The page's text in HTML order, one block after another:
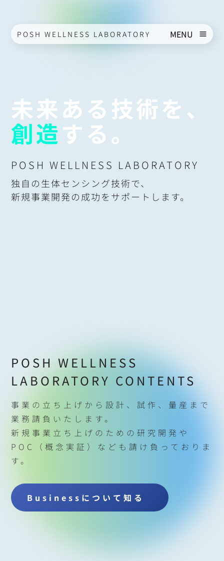
POSH WELLNESS LABORATORY MENU
未来ある技術を、
創造する。
POSH WELLNESS LABORATORY
独自の生体センシング技術で、
新規事業開発の成功をサポートします。
POSH WELLNESS
LABORATORY CONTENTS
事業の立ち上げから設計、試作、量産まで
業務請負いたします。
新規事業立ち上げのための研究開発や
POC（概念実証）なども請け負っておりま
す。
Businessについて知る